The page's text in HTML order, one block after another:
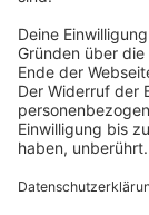
Anzeige